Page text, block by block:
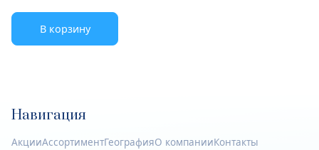
В корзину
Навигация
АкцииАссортиментГеографияО компанииКонтакты